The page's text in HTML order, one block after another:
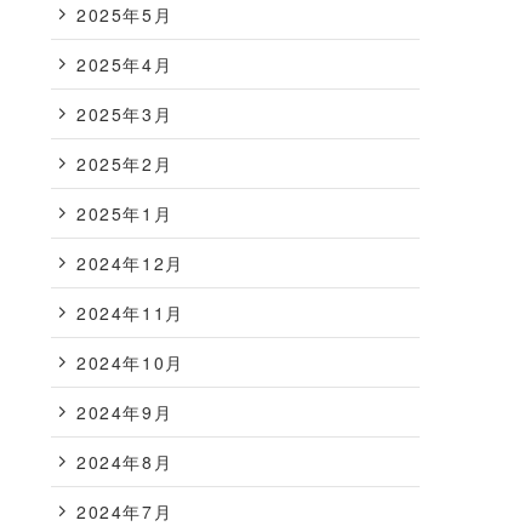
2025年5月
2025年4月
2025年3月
2025年2月
2025年1月
2024年12月
2024年11月
2024年10月
2024年9月
2024年8月
2024年7月